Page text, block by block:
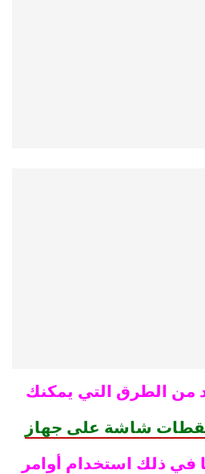
من الطرق التي يمكنك
شاشة على جهاز
في ذلك استخدام أوامر